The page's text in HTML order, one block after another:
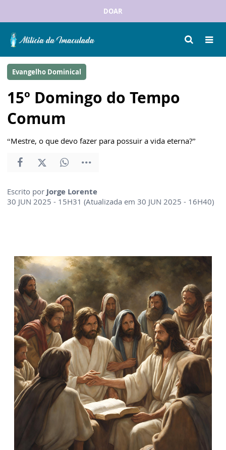
DOAR
Evangelho Dominical
15º Domingo do Tempo
Comum
“Mestre, o que devo fazer para possuir a vida eterna?”
Escrito por Jorge Lorente
30 JUN 2025 - 15H31 (Atualizada em 30 JUN 2025 - 16H40)